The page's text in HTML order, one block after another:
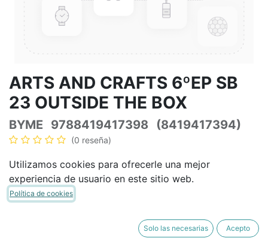
ARTS AND CRAFTS 6ºEP SB
23 OUTSIDE THE BOX
BYME 9788419417398 (8419417394)
(0 reseña)
39,54€ 46,52€ IVA Incluido
COMPRAR AHORA
Utilizamos cookies para ofrecerle una mejor
experiencia de usuario en este sitio web.
Política de cookies
Solo las necesarias Acepto